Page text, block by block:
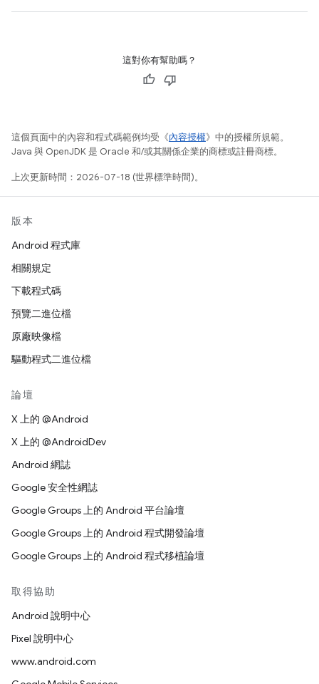
這對你有幫助嗎？
這個頁面中的內容和程式碼範例均受《內容授權》中的授權所規範。
Java 與 OpenJDK 是 Oracle 和/或其關係企業的商標或註冊商標。
上次更新時間：2026-07-18 (世界標準時間)。
版本
Android 程式庫
相關規定
下載程式碼
預覽二進位檔
原廠映像檔
驅動程式二進位檔
論壇
X 上的 @Android
X 上的 @AndroidDev
Android 網誌
Google 安全性網誌
Google Groups 上的 Android 平台論壇
Google Groups 上的 Android 程式開發論壇
Google Groups 上的 Android 程式移植論壇
取得協助
Android 說明中心
Pixel 說明中心
www.android.com